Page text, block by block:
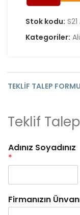
Stok kodu: S21
Kategoriler:
TEKLIF TALEP FORMU
Teklif
Adınız Soyadınız
*
Firmanızın